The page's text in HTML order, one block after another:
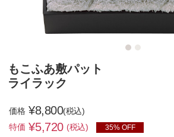
もこふあ敷パット
ライラック
価格 ¥8,800(税込)
特価 ¥5,720 (税込) 35% OFF